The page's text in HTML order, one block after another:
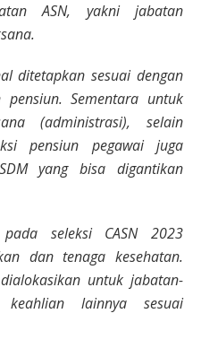
ASN, yakni jabatan
ditetapkan sesuai dengan
Sementara untuk
(administrasi), selain
pensiun pegawai juga
yang bisa digantikan
seleksi CASN 2023
dan tenaga kesehatan.
untuk jabatan-
lainnya sesuai